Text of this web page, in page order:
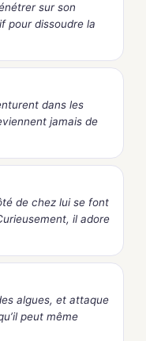
sur son
pour dissoudre la
dans les
jamais de
de chez lui se font
il adore
algues, et attaque
peut même